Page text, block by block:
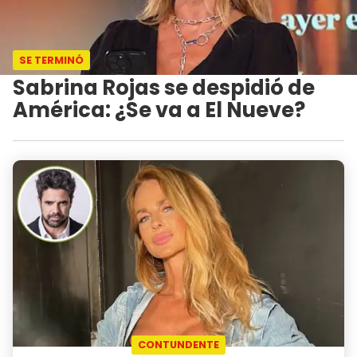
SE TERMINÓ
Sabrina Rojas se despidió de
América: ¿Se va a El Nueve?
CONTUNDENTE